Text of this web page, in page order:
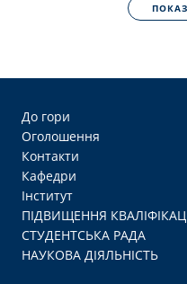
До гори
Оголошення
Контакти
Кафедри
Інститут
ПІДВИЩЕННЯ
СТУДЕНТСЬКА РАДА
НАУКОВА ДІЯЛЬНІСТЬ